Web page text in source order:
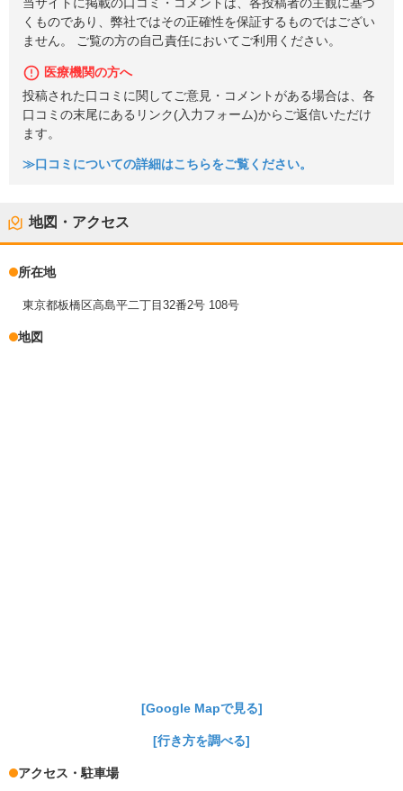
当サイトに掲載の口コミ・コメントは、各投稿者の主観に基づ
くものであり、弊社ではその正確性を保証するものではござい
ません。 ご覧の方の自己責任においてご利用ください。
医療機関の方へ
投稿された口コミに関してご意見・コメントがある場合は、各
口コミの末尾にあるリンク(入力フォーム)からご返信いただけ
ます。
≫口コミについての詳細はこちらをご覧ください。
地図・アクセス
所在地
東京都板橋区高島平二丁目32番2号 108号
地図
[Google Mapで見る]
[行き方を調べる]
アクセス・駐車場